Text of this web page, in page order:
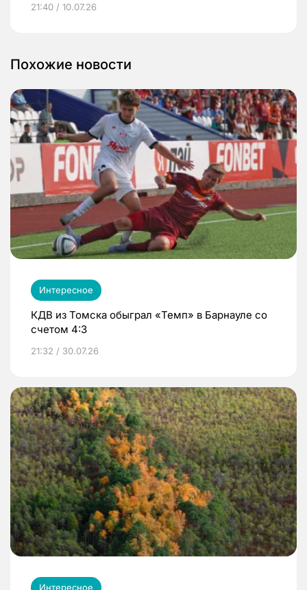
21:40 / 10.07.26
Похожие новости
Интересное
КДВ из Томска обыграл «Темп» в Барнауле со
счетом 4:3
21:32 / 30.07.26
Интересное